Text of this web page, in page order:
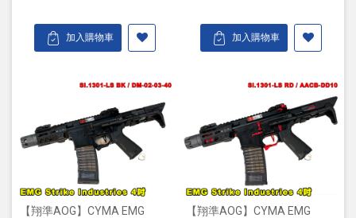
加入購物車 加入購物車
【翔準AOG】CYMA EMG
【翔準AOG】CYMA EMG